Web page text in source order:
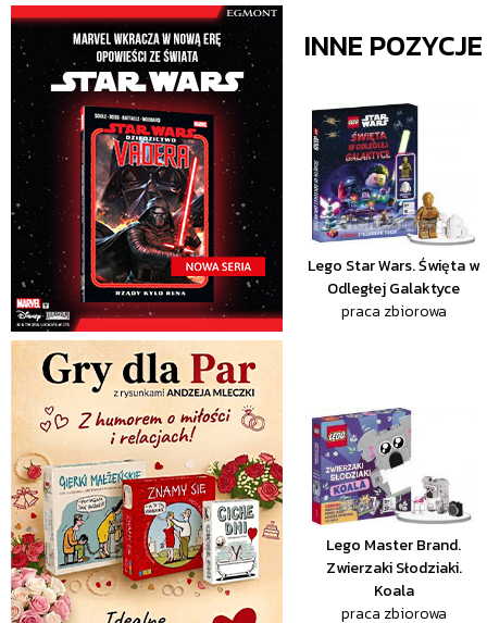
INNE
Lego Star Wars. Święta w
Odległej Galaktyce
praca zbiorowa
Lego Master Brand.
Zwierzaki Słodziaki.
Koala
praca zbiorowa